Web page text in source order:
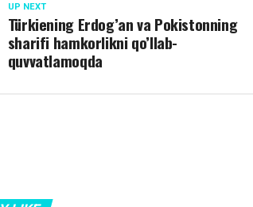
UP NEXT
Türkiening Erdog’an va Pokistonning
sharifi hamkorlikni qo’llab-
quvvatlamoqda